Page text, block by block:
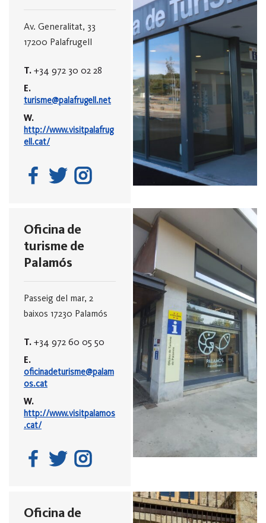
Av. Generalitat, 33
17200 Palafrugell
T. +34 972 30 02 28
E.
turisme@palafrugell.net
W.
http://www.visitpalafrug
ell.cat/
Oficina de
turisme de
Palamós
Passeig del mar, 2
baixos 17230 Palamós
T. +34 972 60 05 50
E.
oficinadeturisme@palam
os.cat
W.
http://www.visitpalamos
.cat/
Oficina de